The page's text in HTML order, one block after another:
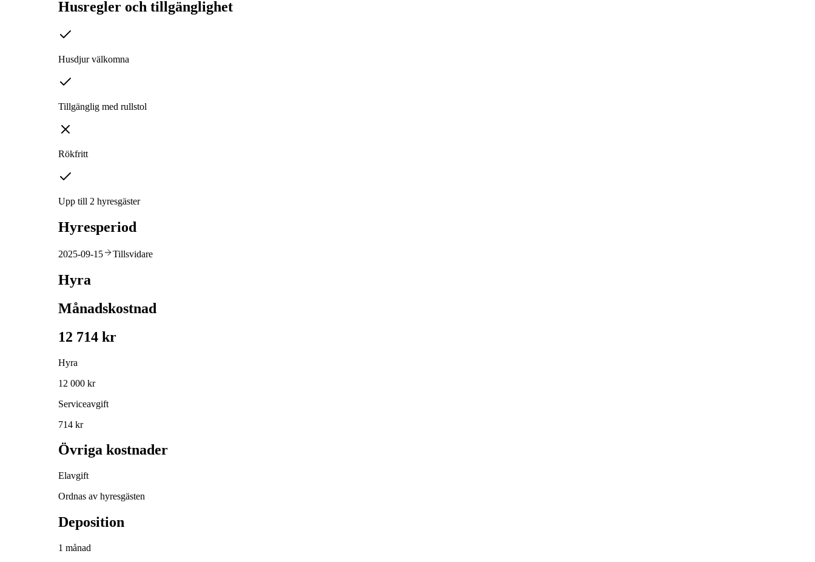
Husregler och tillgänglighet
Husdjur välkomna
Tillgänglig med rullstol
Rökfritt
Upp till 2 hyresgäster
Hyresperiod
2025-09-15 Tillsvidare
Hyra
Månadskostnad
12 714 kr
Hyra
12 000 kr
Serviceavgift
714 kr
Övriga kostnader
Elavgift
Ordnas av hyresgästen
Deposition
1 månad